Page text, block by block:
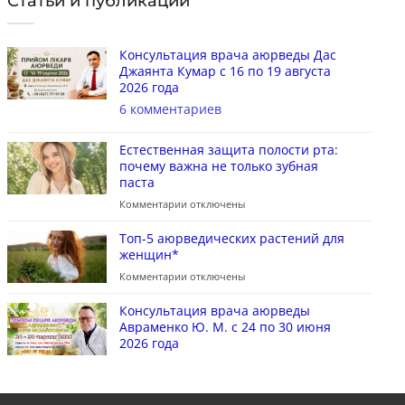
Консультация врача аюрведы Дас
Джаянта Кумар с 16 по 19 августа
2026 года
6 комментариев
Естественная защита полости рта:
почему важна не только зубная
паста
Комментарии отключены
Топ-5 аюрведических растений для
женщин*
Комментарии отключены
Консультация врача аюрведы
Авраменко Ю. М. с 24 по 30 июня
2026 года